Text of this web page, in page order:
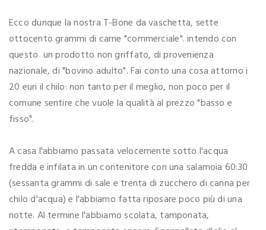
Ecco dunque la nostra T-Bone da vaschetta, sette
ottocento grammi di carne "commerciale". intendo con
questo un prodotto non griffato, di provenienza
nazionale, di "bovino adulto". Fai conto una cosa attorno i
20 euri il chilo: non tanto per il meglio, non poco per il
comune sentire che vuole la qualità al prezzo "basso e
fisso".
A casa l'abbiamo passata velocemente sotto l'acqua
fredda e infilata in un contenitore con una salamoia 60:30
(sessanta grammi di sale e trenta di zucchero di canna per
chilo d'acqua) e l'abbiamo fatta riposare poco più di una
notte. Al termine l'abbiamo scolata, tamponata,